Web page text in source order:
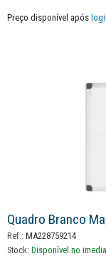
Preço disponível após
Quadro Branco
Ref.: MA228759214
Stock: Disponível no